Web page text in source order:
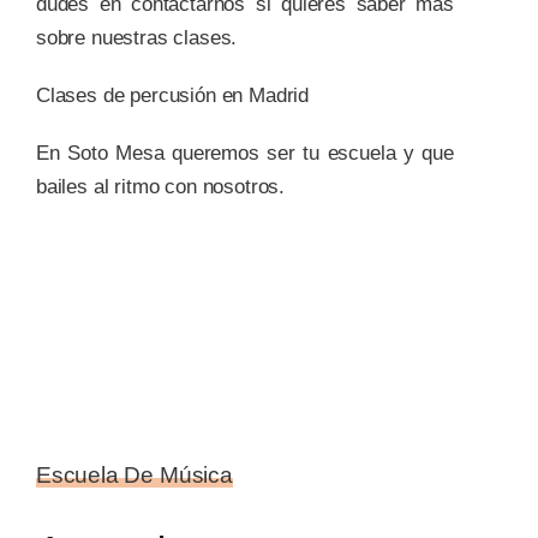
sobre nuestras clases.
Clases de percusión en Madrid
En Soto Mesa queremos ser tu escuela y que
bailes al ritmo con nosotros.
Escuela De Música